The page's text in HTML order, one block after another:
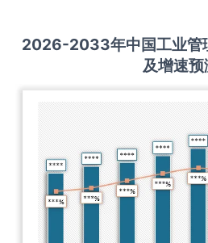
2026-2033年中国工业管
及增速预